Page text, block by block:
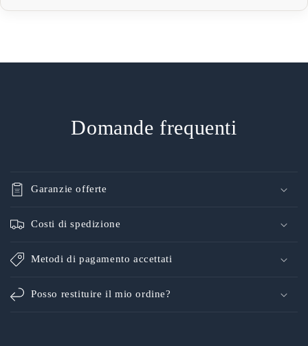
Domande frequenti
Garanzie offerte
Costi di spedizione
Metodi di pagamento accettati
Posso restituire il mio ordine?